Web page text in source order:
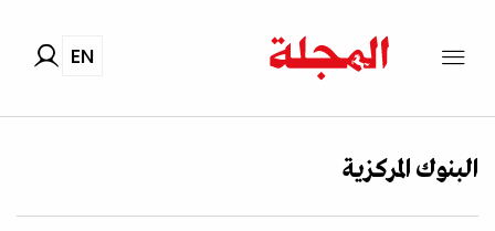
EN
البنوك المركزية